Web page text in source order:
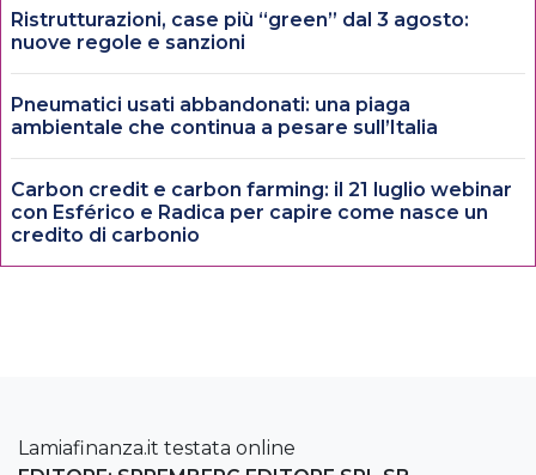
Ristrutturazioni, case più “green” dal 3 agosto:
nuove regole e sanzioni
Pneumatici usati abbandonati: una piaga
ambientale che continua a pesare sull’Italia
Carbon credit e carbon farming: il 21 luglio webinar
con Esférico e Radica per capire come nasce un
credito di carbonio
Lamiafinanza.it testata online